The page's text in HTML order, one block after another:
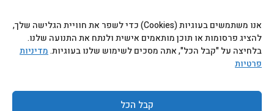
אנו משתמשים בעוגיות (Cookies) כדי לשפר את חוויית הגלישה שלך,
להציג פרסומות או תוכן מותאמים אישית ולנתח את התנועה שלנו.
בלחיצה על "קבל הכל", אתה מסכים לשימוש שלנו בעוגיות.מדיניות
פרטיות
קבל הכל
marketing@b-tech.co.il